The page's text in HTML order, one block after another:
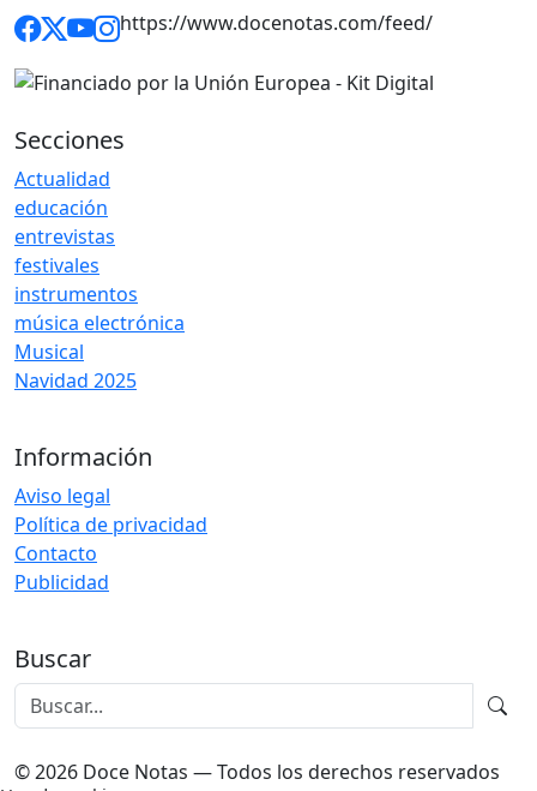
https://www.docenotas.com/feed/
Secciones
Actualidad
educación
entrevistas
festivales
instrumentos
música electrónica
Musical
Navidad 2025
Información
Aviso legal
Política de privacidad
Contacto
Publicidad
Buscar
© 2026 Doce Notas — Todos los derechos reservados